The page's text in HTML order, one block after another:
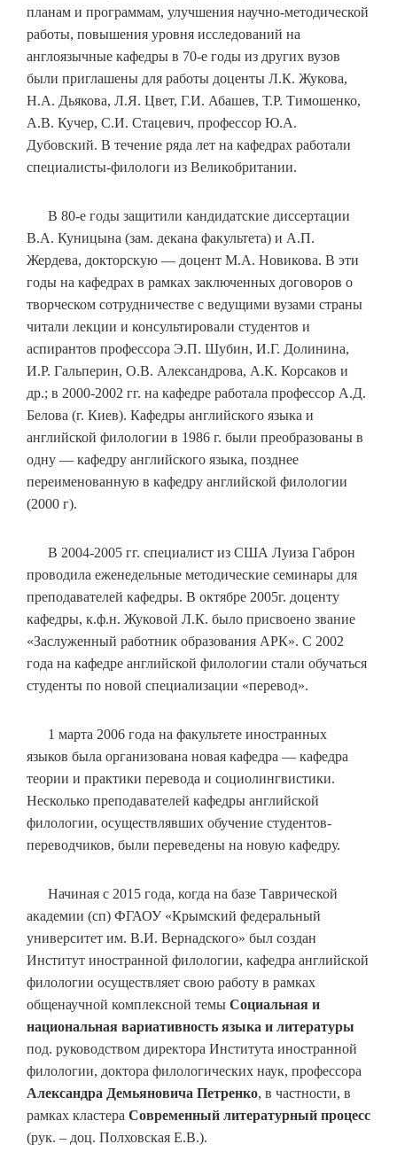
планам и программам, улучшения научно-методической
работы, повышения уровня исследований на
англоязычные кафедры в 70-е годы из других вузов
были приглашены для работы доценты Л.К. Жукова,
Н.А. Дьякова, Л.Я. Цвет, Г.И. Абашев, Т.Р. Тимошенко,
А.В. Кучер, С.И. Стацевич, профессор Ю.А.
Дубовский. В течение ряда лет на кафедрах работали
специалисты-филологи из Великобритании.
В 80-е годы защитили кандидатские диссертации
В.А. Куницына (зам. декана факультета) и А.П.
Жердева, докторскую — доцент М.А. Новикова. В эти
годы на кафедрах в рамках заключенных договоров о
творческом сотрудничестве с ведущими вузами страны
читали лекции и консультировали студентов и
аспирантов профессора Э.П. Шубин, И.Г. Долинина,
И.Р. Гальперин, О.В. Александрова, А.К. Корсаков и
др.; в 2000-2002 гг. на кафедре работала профессор А.Д.
Белова (г. Киев). Кафедры английского языка и
английской филологии в 1986 г. были преобразованы в
одну — кафедру английского языка, позднее
переименованную в кафедру английской филологии
(2000 г).
В 2004-2005 гг. специалист из США Луиза Габрон
проводила еженедельные методические семинары для
преподавателей кафедры. В октябре 2005г. доценту
кафедры, к.ф.н. Жуковой Л.К. было присвоено звание
«Заслуженный работник образования АРК». С 2002
года на кафедре английской филологии стали обучаться
студенты по новой специализации «перевод».
1 марта 2006 года на факультете иностранных
языков была организована новая кафедра — кафедра
теории и практики перевода и социолингвистики.
Несколько преподавателей кафедры английской
филологии, осуществлявших обучение студентов-
переводчиков, были переведены на новую кафедру.
Начиная с 2015 года, когда на базе Таврической
академии (сп) ФГАОУ «Крымский федеральный
университет им. В.И. Вернадского» был создан
Институт иностранной филологии, кафедра английской
филологии осуществляет свою работу в рамках
общенаучной комплексной темы Социальная и
национальная вариативность языка и литературы
под. руководством директора Института иностранной
филологии, доктора филологических наук, профессора
Александра Демьяновича Петренко, в частности, в
рамках кластера Современный литературный процесс
(рук. – доц. Полховская Е.В.).